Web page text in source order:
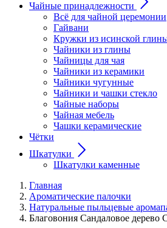
Чайные принадлежности
Всё для чайной церемонии
Гайвани
Кружки из исинской
Чайники из глины
Чайницы для чая
Чайники из керамики
Чайники чугунные
Чайники и чашки стекло
Чайные наборы
Чайная мебель
Чашки керамические
Чётки
Шкатулки
Шкатулки каменные
Главная
Ароматические палочки
Натуральные пыльцевые
Благовония Сандаловое дерево